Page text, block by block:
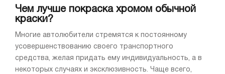
Чем лучше покраска хромом обычной
краски?
Многие автолюбители стремятся к постоянному
усовершенствованию своего транспортного
средства, желая придать ему индивидуальность, а в
некоторых случаях и эксклюзивность. Чаще всего,